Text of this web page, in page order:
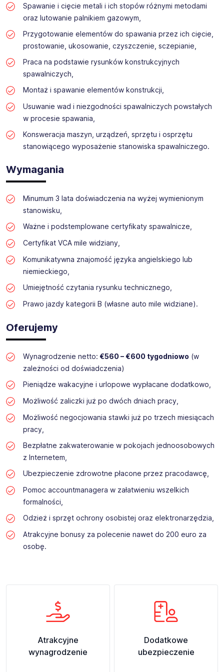
profesjonalnego, międzynarodowego zespołu!
Spawanie i cięcie metali i ich stopów różnymi metodami
oraz lutowanie palnikiem gazowym,
Przygotowanie elementów do spawania przez ich cięcie,
prostowanie, ukosowanie, czyszczenie, sczepianie,
Praca na podstawie rysunków konstrukcyjnych
spawalniczych,
Montaż i spawanie elementów konstrukcji,
Usuwanie wad i niezgodności spawalniczych powstałych
w procesie spawania,
Konsweracja maszyn, urządzeń, sprzętu i osprzętu
stanowiącego wyposażenie stanowiska spawalniczego.
Wymagania
Minumum 3 lata doświadczenia na wyżej wymienionym
stanowisku,
Ważne i podstemplowane certyfikaty spawalnicze,
Certyfikat VCA mile widziany,
Komunikatywna znajomość języka angielskiego lub
niemieckiego,
Umiejętność czytania rysunku technicznego,
Prawo jazdy kategorii B (własne auto mile widziane).
Oferujemy
Wynagrodzenie netto: €560 – €600 tygodniowo(w
zależności od doświadczenia)
Pieniądze wakacyjne i urlopowe wypłacane dodatkowo,
Możliwość zaliczki już po dwóch dniach pracy,
Możliwość negocjowania stawki już po trzech miesiącach
pracy,
Bezpłatne zakwaterowanie w pokojach jednoosobowych
z Internetem,
Ubezpieczenie zdrowotne płacone przez pracodawcę,
Pomoc accountmanagera w załatwieniu wszelkich
formalności,
Odzież i sprzęt ochrony osobistej oraz elektronarzędzia,
Atrakcyjne bonusy za polecenie nawet do 200 euro za
osobę.
Atrakcyjne
wynagrodzenie
Dodatkowe
ubezpieczenie